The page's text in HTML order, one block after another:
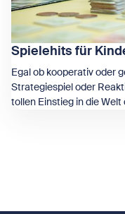
Spielehits für
Egal ob kooperativ oder
Strategiespiel oder
tollen Einstieg in die Welt